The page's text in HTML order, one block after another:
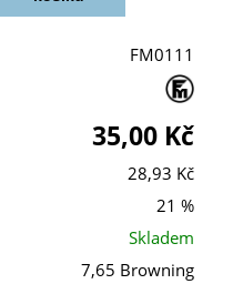
FM0111
35,00 Kč
28,93 Kč
21 %
Skladem
7,65 Browning